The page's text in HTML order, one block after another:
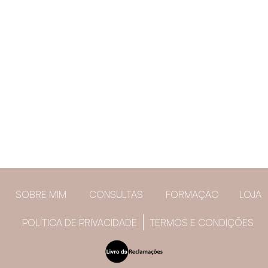
SOBRE MIM CONSULTAS FORMAÇÃO LOJA
POLÍTICA DE PRIVACIDADE TERMOS E CONDIÇÕES